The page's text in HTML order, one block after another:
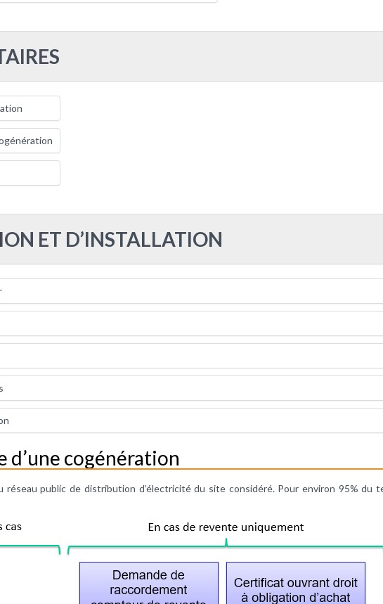
ET D’INSTALLATION
d’une cogénération
public de distribution d’électricité du site considéré. Pour environ 95% du